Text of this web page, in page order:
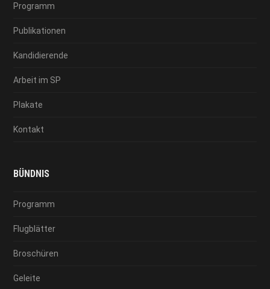
Programm
Publikationen
Kandidierende
Arbeit im SP
Plakate
Kontakt
BÜNDNIS
Programm
Flugblätter
Broschüren
Geleite